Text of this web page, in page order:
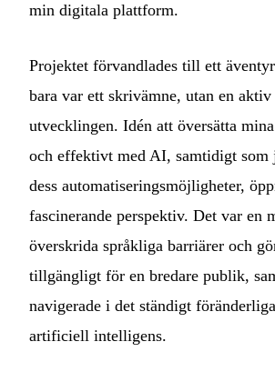
min digitala plattform.
Projektet förvandlades till ett
bara var ett skrivämne, utan en
utvecklingen. Idén att översätta
och effektivt med AI, samtidigt som
dess automatiseringsmöjligheter,
fascinerande perspektiv. Det var en
överskrida språkliga barriärer och
tillgängligt för en bredare publik,
navigerade i det ständigt
artificiell intelligens.